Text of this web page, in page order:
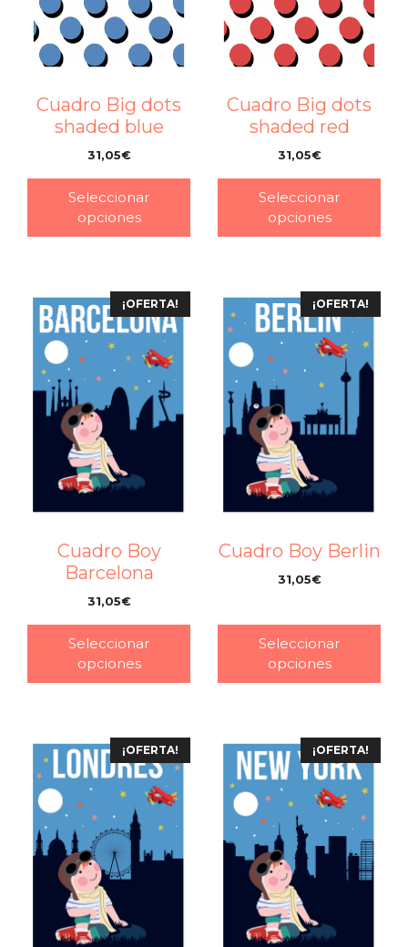
Cuadro Big dots
shaded blue
31,05€
Seleccionar
opciones
Cuadro Big dots
shaded red
31,05€
Seleccionar
opciones
¡OFERTA!
Cuadro Boy
Barcelona
31,05€
Seleccionar
opciones
¡OFERTA!
Cuadro Boy Berlin
31,05€
Seleccionar
opciones
¡OFERTA! ¡OFERTA!